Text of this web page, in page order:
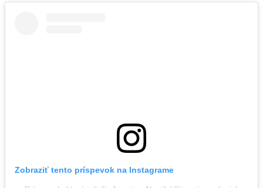
Zobraziť tento príspevok na Instagrame